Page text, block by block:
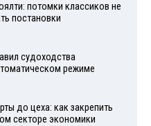
потомки классиков не
постановки
судоходства
режиме
до цеха: как закрепить
секторе экономики